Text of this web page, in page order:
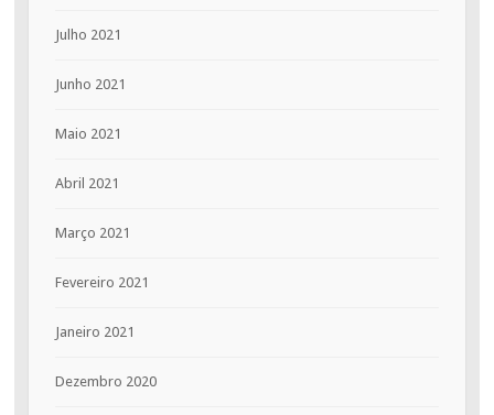
Julho 2021
Junho 2021
Maio 2021
Abril 2021
Março 2021
Fevereiro 2021
Janeiro 2021
Dezembro 2020